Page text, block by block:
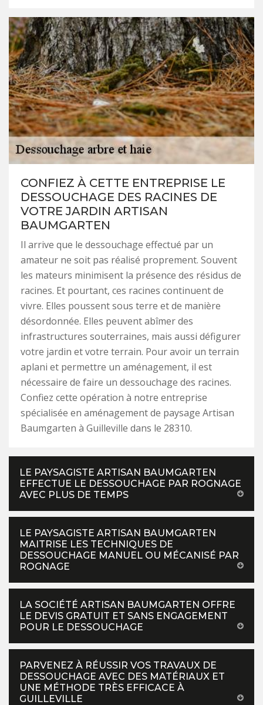
CONFIEZ À CETTE ENTREPRISE LE
DESSOUCHAGE DES RACINES DE
VOTRE JARDIN ARTISAN
BAUMGARTEN
Il arrive que le dessouchage effectué par un
amateur ne soit pas réalisé proprement. Souvent
les mateurs minimisent la présence des résidus de
racines. Et pourtant, ces racines continuent de
vivre. Elles poussent sous terre et de manière
désordonnée. Elles peuvent abîmer des
infrastructures souterraines, mais aussi défigurer
votre jardin et votre terrain. Pour avoir un terrain
aplani et permettre un aménagement, il est
nécessaire de faire un dessouchage des racines.
Confiez cette opération à notre entreprise
spécialisée en aménagement de paysage Artisan
Baumgarten à Guilleville dans le 28310.
LE PAYSAGISTE ARTISAN BAUMGARTEN
EFFECTUE LE DESSOUCHAGE PAR ROGNAGE
AVEC PLUS DE TEMPS
LE PAYSAGISTE ARTISAN BAUMGARTEN
MAITRISE LES TECHNIQUES DE
DESSOUCHAGE MANUEL OU MÉCANISÉ PAR
ROGNAGE
LA SOCIÉTÉ ARTISAN BAUMGARTEN OFFRE
LE DEVIS GRATUIT ET SANS ENGAGEMENT
POUR LE DESSOUCHAGE
PARVENEZ À RÉUSSIR VOS TRAVAUX DE
DESSOUCHAGE AVEC DES MATÉRIAUX ET
UNE MÉTHODE TRÈS EFFICACE À
GUILLEVILLE